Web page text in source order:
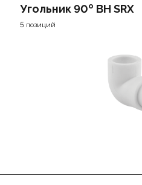
Угольник 90о ВН SRX
5 позиций